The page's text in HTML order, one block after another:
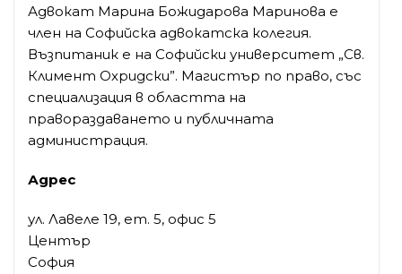
Адвокат Марина Божидарова Маринова е
член на Софийска адвокатска колегия.
Възпитаник е на Софийски университет „Св.
Климент Охридски”. Магистър по право, със
специализация в областта на
правораздаването и публичната
администрация.
Адрес
ул. Лавеле 19, ет. 5, офис 5
Център
София